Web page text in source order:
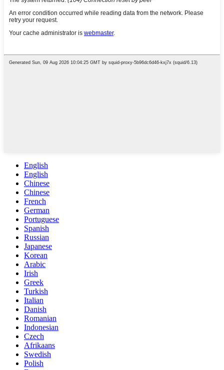
English
English
Chinese
Chinese
French
German
Portuguese
Spanish
Russian
Japanese
Korean
Arabic
Irish
Greek
Turkish
Italian
Danish
Romanian
Indonesian
Czech
Afrikaans
Swedish
Polish